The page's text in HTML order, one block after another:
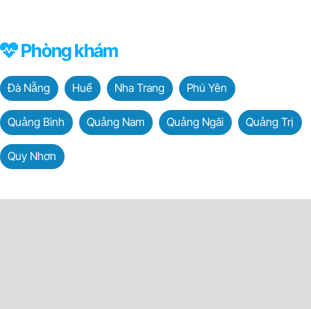
Phòng khám
Đà Nẵng Huế Nha Trang Phú Yên
Quảng Bình Quảng Nam Quảng Ngãi Quảng Trị
Quy Nhơn